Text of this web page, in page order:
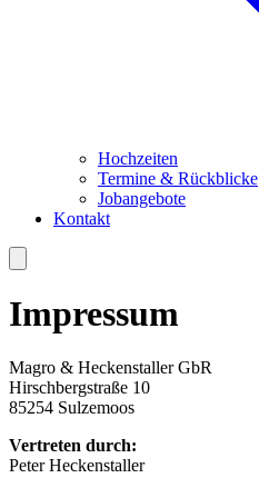
Hochzeiten
Termine & Rückblicke
Jobangebote
Kontakt
Impressum
Magro & Heckenstaller GbR
Hirschbergstraße 10
85254 Sulzemoos
Vertreten durch:
Peter Heckenstaller